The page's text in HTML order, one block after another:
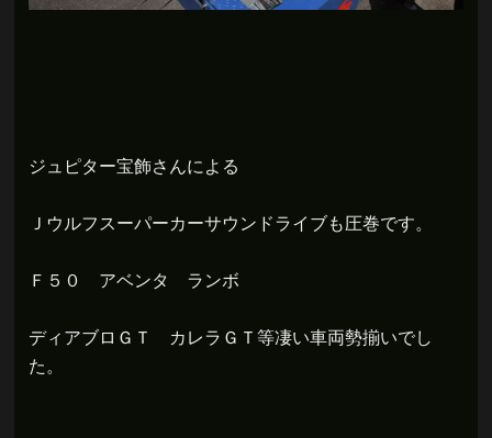
ジュピター宝飾さんによる
Ｊウルフスーパーカーサウンドライブも圧巻です。
Ｆ５０ アベンタ ランボ
ディアブロＧＴ カレラＧＴ等凄い車両勢揃いでし
た。